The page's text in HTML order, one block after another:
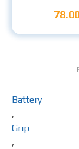
Battery
,
Grip
,